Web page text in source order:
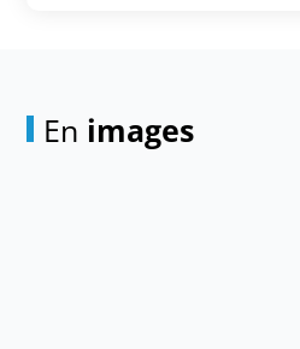
En images